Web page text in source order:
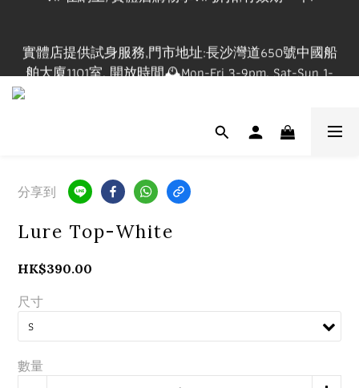
實體店提供試身服務,門市地址:長沙灣道650號中國船
舶大廈1101室, 開放時間🕰️Mon-Fri 3-9pm, Sat-Sun 1-
登記成為會員並購買正價貨品$1200立即成為Maxi VIP
分享到
Lure Top-White
HK$390.00
尺寸
數量